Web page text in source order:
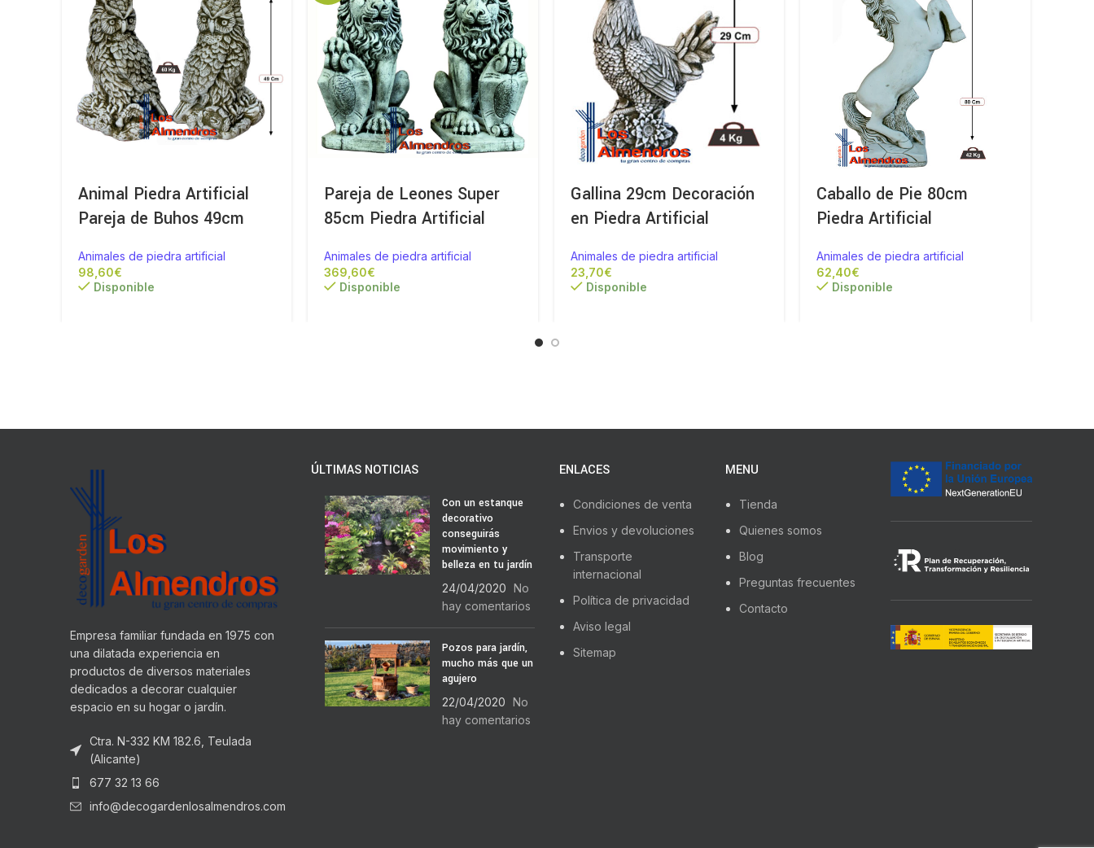
Animal Piedra Artificial
Pareja de Buhos 49cm
Animales de piedra artificial
€
Disponible
Pareja de Leones Super
85cm Piedra Artificial
Animales de piedra artificial
€
Disponible
Gallina 29cm Decoración
en Piedra Artificial
Animales de piedra artificial
€
Disponible
Caballo de Pie 80cm
Piedra Artificial
Animales de piedra artificial
€
Disponible
Empresa familiar fundada en 1975 con
una dilatada experiencia en
productos de diversos materiales
dedicados a decorar cualquier
espacio en su hogar o jardín.
Ctra. N-332 KM 182.6, Teulada
(Alicante)
677 32 13 66
info@decogardenlosalmendros.com
ÚLTIMAS NOTICIAS
Con un estanque
decorativo
conseguirás
movimiento y
belleza en tu jardín
24/04/2020 No
hay comentarios
Pozos para jardín,
mucho más que un
agujero
22/04/2020 No
hay comentarios
ENLACES
Condiciones de venta
Envios y devoluciones
Transporte
internacional
Política de privacidad
Aviso legal
Sitemap
MENU
Tienda
Quienes somos
Blog
Preguntas frecuentes
Contacto